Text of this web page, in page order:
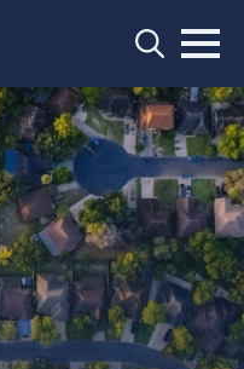
Search
for: